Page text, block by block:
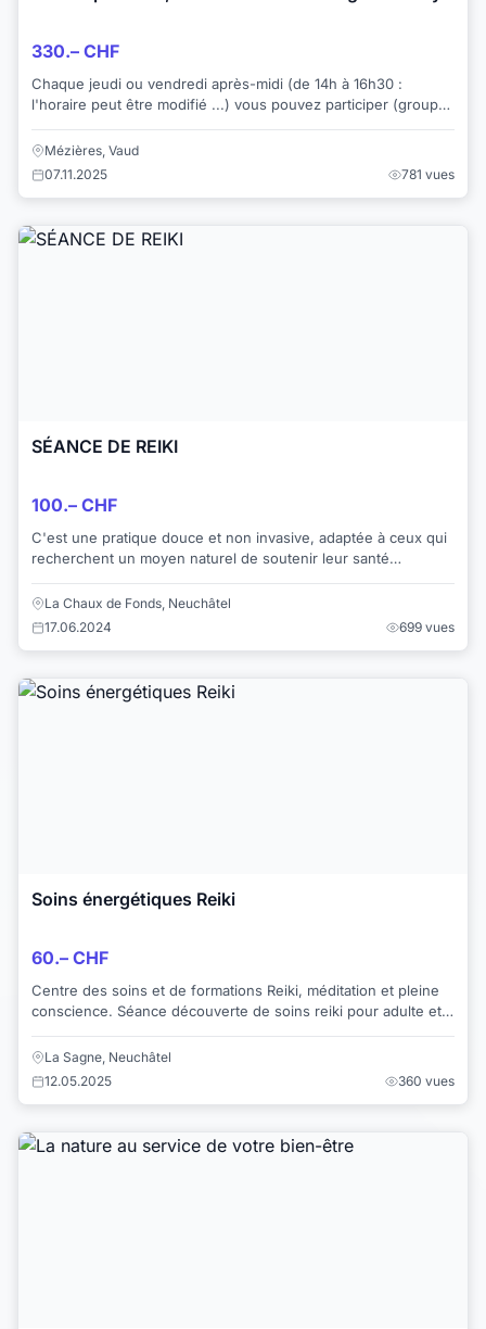
330.– CHF
Chaque jeudi ou vendredi après-midi (de 14h à 16h30 :
l'horaire peut être modifié ...) vous pouvez participer (groupe
Mézières, Vaud
07.11.2025
781 vues
SÉANCE DE REIKI
100.– CHF
C'est une pratique douce et non invasive, adaptée à ceux qui
recherchent un moyen naturel de soutenir leur santé
La Chaux de Fonds, Neuchâtel
17.06.2024
699 vues
Soins énergétiques Reiki
60.– CHF
Centre des soins et de formations Reiki, méditation et pleine
conscience. Séance découverte de soins reiki pour adulte et
La Sagne, Neuchâtel
12.05.2025
360 vues